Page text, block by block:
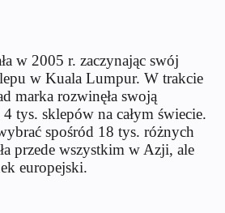
w 2005 r. zaczynając swój
w Kuala Lumpur. W trakcie
marka rozwinęła swoją
tys. sklepów na całym świecie.
spośród 18 tys. różnych
przede wszystkim w Azji, ale
europejski.